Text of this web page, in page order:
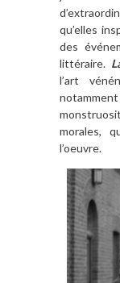
qu’elles
des
littéraire.
l’art
morales,
l’oeuvre.